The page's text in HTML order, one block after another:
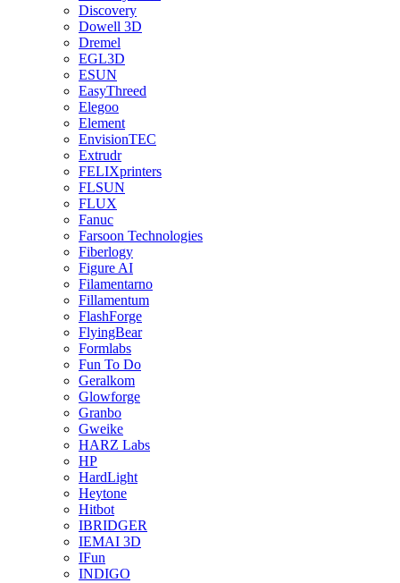
Discovery
Dowell 3D
Dremel
EGL3D
ESUN
EasyThreed
Elegoo
Element
EnvisionTEC
Extrudr
FELIXprinters
FLSUN
FLUX
Fanuc
Farsoon Technologies
Fiberlogy
Figure AI
Filamentarno
Fillamentum
FlashForge
FlyingBear
Formlabs
Fun To Do
Geralkom
Glowforge
Granbo
Gweike
HARZ Labs
HP
HardLight
Heytone
Hitbot
IBRIDGER
IEMAI 3D
IFun
INDIGO